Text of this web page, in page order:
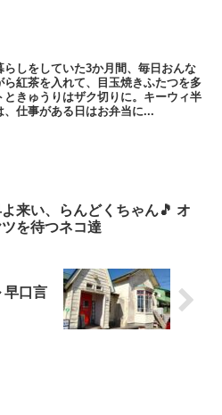
しをしていた3か月間、毎日おんな
ら紅茶を入れて、目玉焼きふたつを多
きゅうりはザク切りに。キーウィ半
仕事がある日はお弁当に...
来い、らんどくちゃん🎵 オ
を待つネコ達
早口言